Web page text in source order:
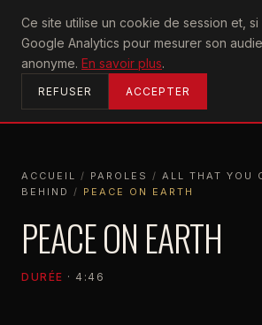
Ce site utilise un cookie de session et,
Google Analytics pour mesurer son
anonyme. En savoir plus.
REFUSER ACCEPTER
U2achtung
ACCUEIL
ACCUEIL / PAROLES / ALL THAT YOU
BEHIND / PEACE ON EARTH
PEACE ON EARTH
DURÉE · 4:46